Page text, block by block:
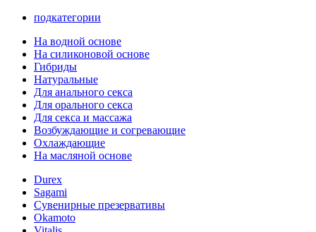
подкатегории
На водной основе
На силиконовой основе
Гибриды
Натуральные
Для анального секса
Для орального секса
Для секса и массажа
Возбуждающие и согревающие
Охлаждающие
На масляной основе
Durex
Sagami
Сувенирные презервативы
Okamoto